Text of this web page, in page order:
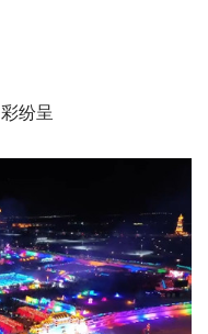
纷呈